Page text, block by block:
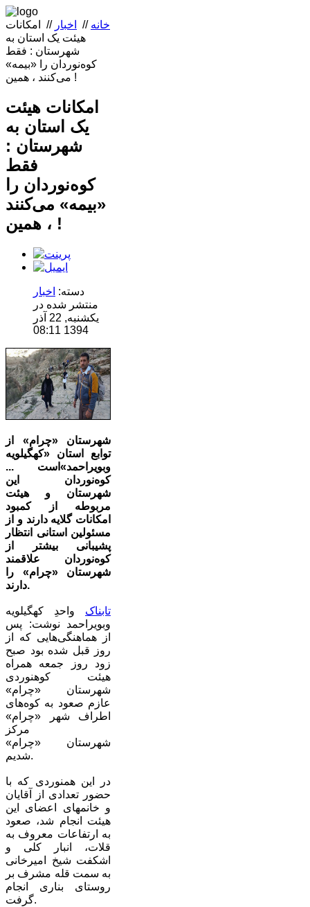
خانه // اخبار //
امکانات
هیئت یک استان به
شهرستان : فقط
کوه‌نوردان را «بیمه»
می‌کنند ، همین !
امکانات هیئت
یک استان به
شهرستان :
فقط
کوه‌نوردان را
«بیمه» می‌کنند
، همین !
دسته: اخبار
منتشر شده در
یکشنبه, 22 آذر
1394 08:11
شهرستان «چرام» از
توابع استان «کهگیلویه
وبویراحمد»است ...
کوه‌نوردان این
شهرستان و هیئت
مربوطه از کمبود
امکانات گلایه دارند و از
مسئولین استانی انتظار
پشیبانی بیشتر از
کوه‌نوردان علاقمند
شهرستان «چرام» را
دارند.
تابناک واحدِ کهگیلویه
وبویراحمد نوشت: پس
از هماهنگی‌هایی که از
روز قبل شده بود صبح
زود روز جمعه همراه
هیئت کوهنوردی
شهرستان «چرام»
عازم صعود به کوه‌های
اطراف شهر «چرام»
مرکز
شهرستان «چرام»
شدیم.
در این همنوردی که با
حضور تعدادی از آقایان
و خانمهای اعضای این
هیئت انجام شد، صعود
به ارتفاعات معروف به
قلات، انبار کلی و
اشکفت شیخ امیرخانی
به سمت قله مشرف بر
روستای بناری انجام
گرفت.